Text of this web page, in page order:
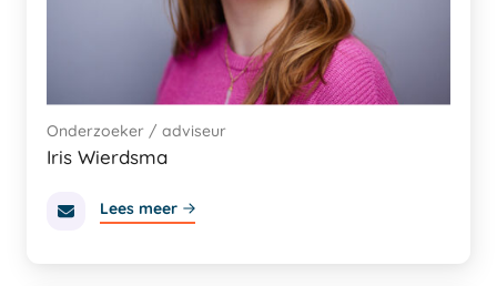
Iris Wierdsma
Onderzoeker / adviseur
Lees meer